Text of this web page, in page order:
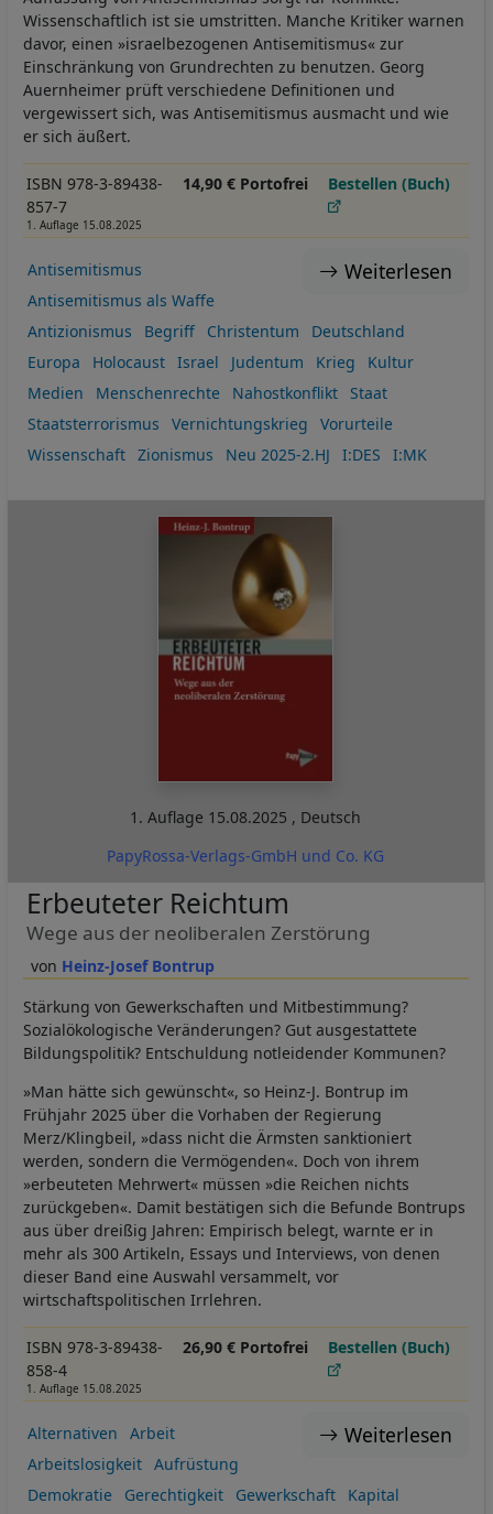
Wissenschaftlich ist sie umstritten. Manche Kritiker warnen
davor, einen »israelbezogenen Antisemitismus« zur
Einschränkung von Grundrechten zu benutzen. Georg
Auernheimer prüft verschiedene Definitionen und
vergewissert sich, was Antisemitismus ausmacht und wie
er sich äußert.
ISBN 978-3-89438-
857-7
1. Auflage 15.08.2025
14,90 € Portofrei Bestellen (Buch)
Weiterlesen
Antisemitismus
Antisemitismus als Waffe
Antizionismus
Begriff Christentum
Deutschland
Europa
Holocaust Israel Judentum Krieg
Kultur
Medien
Menschenrechte Nahostkonflikt
Staat
Staatsterrorismus
Vernichtungskrieg
Vorurteile
Wissenschaft
Zionismus Neu 2025-2.HJ I:DES I:MK
1. Auflage 15.08.2025 , Deutsch
PapyRossa-Verlags-GmbH und Co. KG
Heinz-Josef Bontrup
Erbeuteter Reichtum
Wege aus der neoliberalen Zerstörung
Stärkung von Gewerkschaften und Mitbestimmung?
Sozialökologische Veränderungen? Gut ausgestattete
Bildungspolitik? Entschuldung notleidender Kommunen?
»Man hätte sich gewünscht«, so Heinz-J. Bontrup im
Frühjahr 2025 über die Vorhaben der Regierung
Merz/Klingbeil, »dass nicht die Ärmsten sanktioniert
werden, sondern die Vermögenden«. Doch von ihrem
»erbeuteten Mehrwert« müssen »die Reichen nichts
zurückgeben«. Damit bestätigen sich die Befunde Bontrups
aus über dreißig Jahren: Empirisch belegt, warnte er in
mehr als 300 Artikeln, Essays und Interviews, von denen
dieser Band eine Auswahl versammelt, vor
wirtschaftspolitischen Irrlehren.
ISBN 978-3-89438-
858-4
1. Auflage 15.08.2025
26,90 € Portofrei Bestellen (Buch)
Weiterlesen
Alternativen
Arbeit
Arbeitslosigkeit
Aufrüstung
Demokratie
Gerechtigkeit Gewerkschaft
Kapital